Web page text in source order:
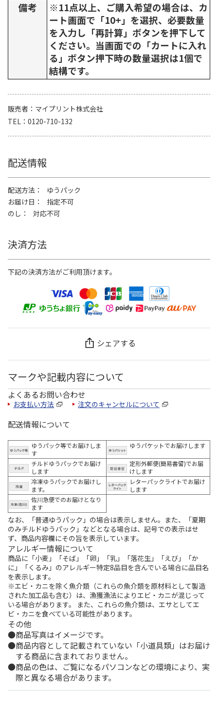
備考
※11点以上、ご購入希望の場合は、カ
ート画面で「10+」を選択、必要数量
を入力し「再計算」ボタンを押下して
ください。当画面での「カートに入れ
る」ボタン押下時の数量選択は1個で
結構です。
販売者
マイプリント株式会社
TEL
0120-710-132
配送情報
配送方法
ゆうパック
お届け日
指定不可
のし
対応不可
決済方法
下記の決済方法がご利用頂けます。
シェアする
マークや記載内容について
よくあるお問い合わせ
お支払い方法 注文のキャンセルについて
配送情報について
ゆうパック等でお届けしま
す
ゆうパケットでお届けします
チルドゆうパックでお届け
します
定形外郵便(簡易書留)でお届
けします
冷凍ゆうパックでお届けし
ます。
レターパックライトでお届け
します
佐川急便でのお届けとなり
ます
なお、「普通ゆうパック」の場合は表示しません。また、「夏期
のみチルドゆうパック」などとなる場合は、記号での表示はせ
ず、商品内容欄にその旨を表示しています。
アレルギー情報について
商品に「小麦」「そば」「卵」「乳」「落花生」「えび」「か
に」「くるみ」のアレルギー特定8品目を含んでいる場合に品目名
を表示します。
※エビ・カニを除く魚介類（これらの魚介類を原材料として製造
された加工品も含む）は、漁獲漁法によりエビ・カニが混じって
いる場合があります。 また、これらの魚介類は、エサとしてエ
ビ・カニを食べている可能性があります。
その他
商品写真はイメージです。
商品内容として記載されていない「小道具類」はお届け
する商品に含まれておりません。
商品の色は、ご覧になるパソコンなどの環境により、実
際と異なる場合があります。